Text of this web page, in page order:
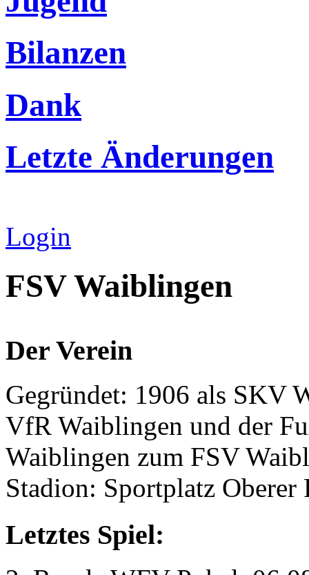
Bilanzen
Dank
Letzte Änderungen
Login
FSV Waiblingen
Der Verein
Gegründet: 1906 als SKV
VfR Waiblingen und der
Waiblingen zum FSV
Stadion: Sportplatz Oberer
Letztes Spiel: